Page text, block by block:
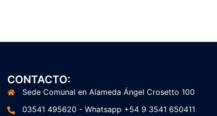
CONTACTO:
Sede Comunal en Alameda Ángel Crosetto 100
03541 495620 - Whatsapp +54 9 3541 650411